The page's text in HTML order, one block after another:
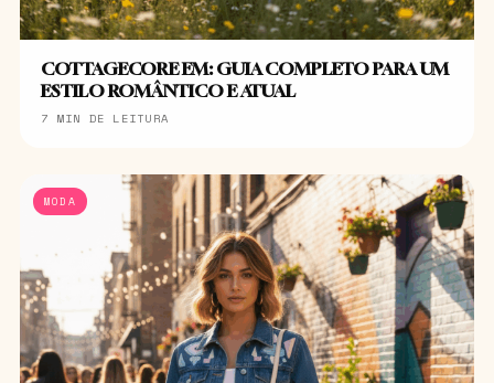
COTTAGECORE EM: GUIA COMPLETO PARA UM
ESTILO ROMÂNTICO E ATUAL
7 MIN DE LEITURA
MODA